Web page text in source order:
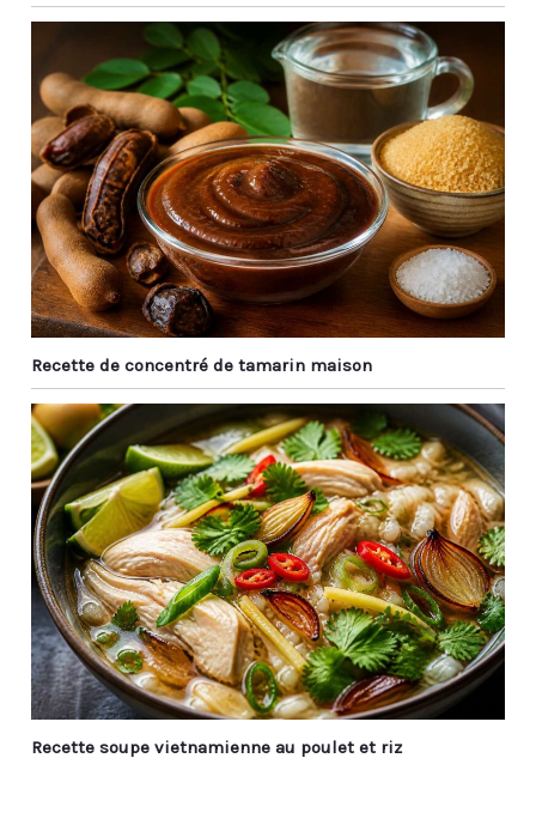
Recette de concentré de tamarin maison
Recette soupe vietnamienne au poulet et riz